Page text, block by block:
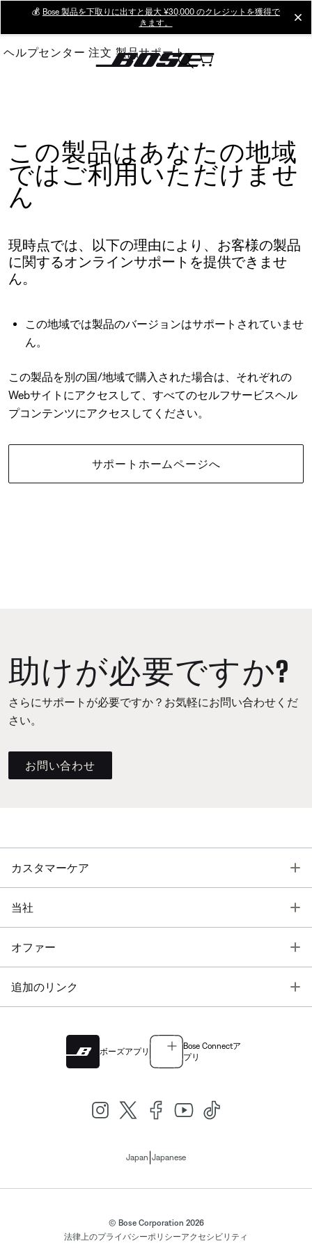
Main
💰 Bose 製品を下取りに出すと最大 ¥30,000 のクレジットを獲得で
きます。
ヘルプセンター 注文 製品サポート
この製品はあなたの地域
ではご利用いただけませ
ん
現時点では、以下の理由により、お客様の製品
に関するオンラインサポートを提供できませ
ん。
この地域では製品のバージョンはサポートされていませ
ん。
この製品を別の国/地域で購入された場合は、それぞれの
Webサイトにアクセスして、すべてのセルフサービスヘル
プコンテンツにアクセスしてください。
サポートホームページへ
助けが必要ですか?
さらにサポートが必要ですか？お気軽にお問い合わせくだ
さい。
お問い合わせ
カスタマーケア
当社
オファー
追加のリンク
ボーズアプリ
Bose Connectア
プリ
Japan Japanese
© Bose Corporation 2026
法律上のプライバシーポリシーアクセシビリティ